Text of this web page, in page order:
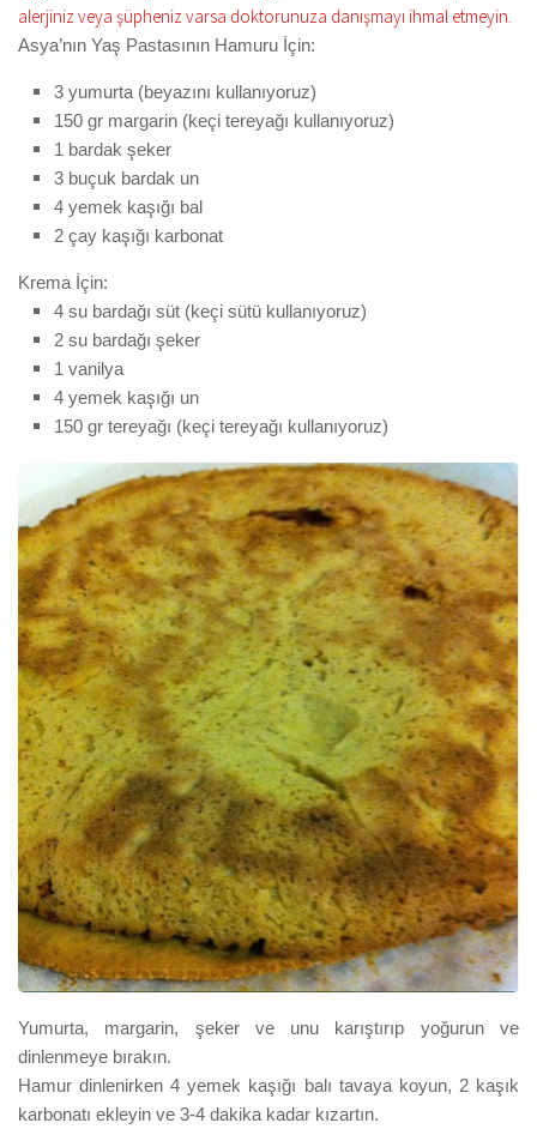
alerjiniz veya şüpheniz varsa doktorunuza danışmayı ihmal etmeyin.
Asya’nın Yaş Pastasının Hamuru İçin:
3 yumurta (beyazını kullanıyoruz)
150 gr margarin (keçi tereyağı kullanıyoruz)
1 bardak şeker
3 buçuk bardak un
4 yemek kaşığı bal
2 çay kaşığı karbonat
Krema İçin:
4 su bardağı süt (keçi sütü kullanıyoruz)
2 su bardağı şeker
1 vanilya
4 yemek kaşığı un
150 gr tereyağı (keçi tereyağı kullanıyoruz)
Yumurta, margarin, şeker ve unu karıştırıp yoğurun ve
dinlenmeye bırakın.
Hamur dinlenirken 4 yemek kaşığı balı tavaya koyun, 2 kaşık
karbonatı ekleyin ve 3-4 dakika kadar kızartın.